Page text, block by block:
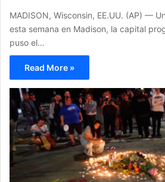
MADISON, Wisconsin, EE.UU. (AP) —
esta semana en Madison, la capital
puso el…
Read More »